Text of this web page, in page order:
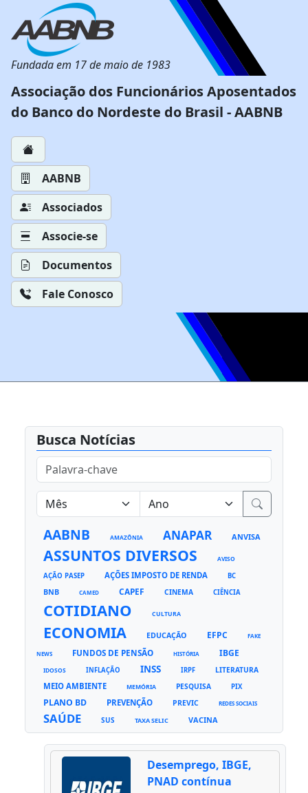
Fundada em 17 de maio de 1983
Associação dos Funcionários Aposentados
do Banco do Nordeste do Brasil - AABNB
AABNB
Associados
Associe-se
Documentos
Fale Conosco
Busca Notícias
AABNB AMAZÔNIA ANAPAR ANVISA
ASSUNTOS DIVERSOS AVISO
AÇÃO PASEP AÇÕES IMPOSTO DE RENDA BC
BNB CAMED CAPEF CINEMA CIÊNCIA
COTIDIANO CULTURA
ECONOMIA EDUCAÇÃO EFPC FAKE
NEWS FUNDOS DE PENSÃO HISTÓRIA IBGE
IDOSOS INFLAÇÃO INSS IRPF LITERATURA
MEIO AMBIENTE MEMÓRIA PESQUISA PIX
PLANO BD PREVENÇÃO PREVIC REDES SOCIAIS
SAÚDE SUS TAXA SELIC VACINA
Desemprego, IBGE,
PNAD contínua